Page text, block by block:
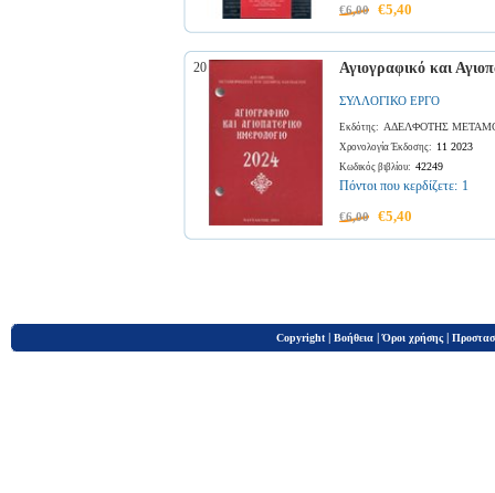
€6,00 €5,40
20 Αγιογραφικό και
ΣΥΛΛΟΓΙΚΟ ΕΡΓΟ
Εκδότης: ΑΔΕΛΦΟΤΗΣ
Χρονολογία Έκδοσης: 11 2023
Κωδικός βιβλίου: 42249
Πόντοι που κερδίζετε: 1
€6,00 €5,40
Copyright | Βοήθεια |Όροι χρήσης |